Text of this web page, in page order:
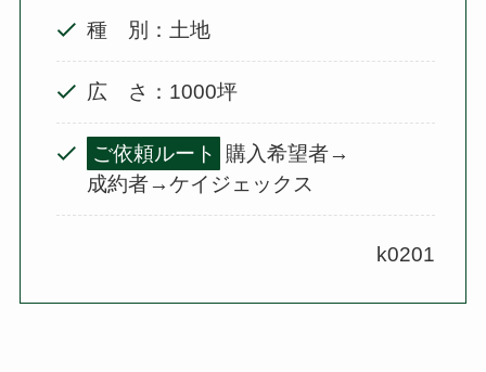
種 別：土地
広 さ：1000坪
ご依頼ルート
購入希望者→
成約者→ケイジェックス
k0201